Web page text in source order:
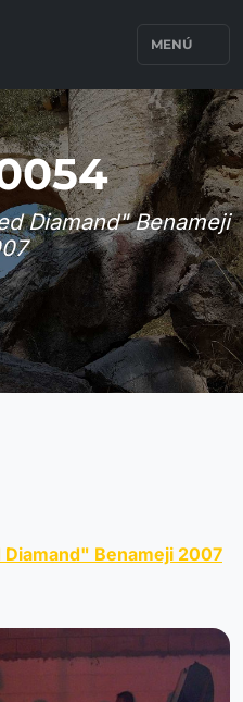
MENÚ
Diamand" Benameji
Benameji 2007